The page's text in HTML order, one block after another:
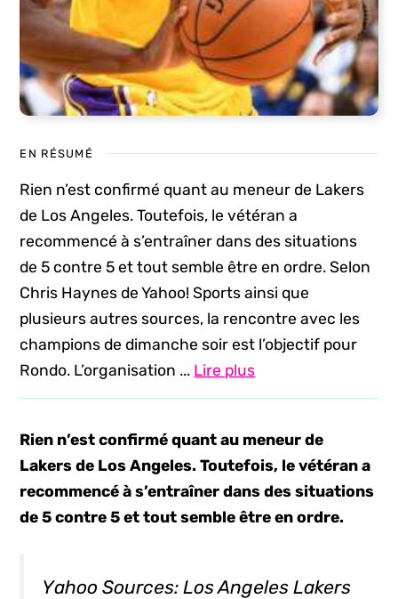
EN RÉSUMÉ
Rien n’est confirmé quant au meneur de Lakers
de Los Angeles. Toutefois, le vétéran a
recommencé à s’entraîner dans des situations
de 5 contre 5 et tout semble être en ordre. Selon
Chris Haynes de Yahoo! Sports ainsi que
plusieurs autres sources, la rencontre avec les
champions de dimanche soir est l’objectif pour
Rondo. L’organisation ... Lire plus
Rien n’est confirmé quant au meneur de
Lakers de Los Angeles. Toutefois, le vétéran a
recommencé à s’entraîner dans des situations
de 5 contre 5 et tout semble être en ordre.
Yahoo Sources: Los Angeles Lakers